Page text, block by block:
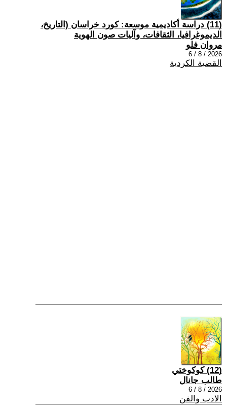
(11) دراسة أكاديمية موسعة: كورد خراسان (التاريخ،
الديموغرافيا، الثقافات، وآليات صون الهوية
مروان فلو
2026 / 8 / 6
القضية الكردية
(12) كوكوختي
طالب جانال
2026 / 8 / 6
الادب والفن